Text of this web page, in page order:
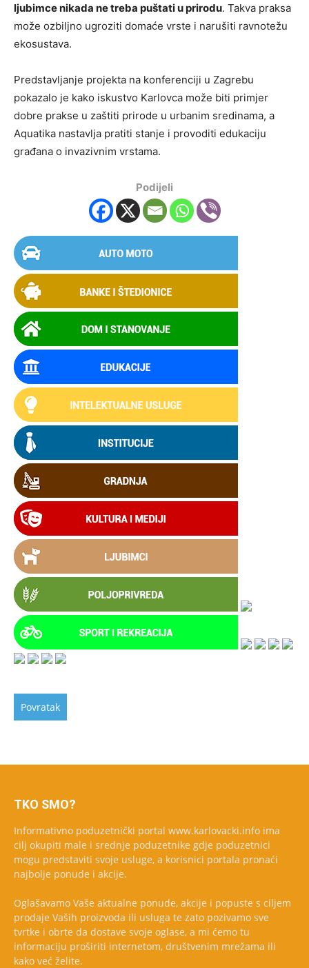
ljubimce nikada ne treba puštati u prirodu. Takva praksa
može ozbiljno ugroziti domaće vrste i narušiti ravnotežu
ekosustava.
Predstavljanje projekta na konferenciji u Zagrebu
pokazalo je kako iskustvo Karlovca može biti primjer
dobre prakse u zaštiti prirode u urbanim sredinama, a
Aquatika nastavlja pratiti stanje i provoditi edukaciju
građana o invazivnim vrstama.
Podijeli
TKO SMO?
Informativno poduzetnički portal www.karlovacki.info ima
cilj okupiti male i srednje poduzetnike gdje poduzetnici
mogu predstaviti svoje usluge, a korisnici portala pronaći
najbolje ponude i akcije.
Oglašavamo Vaše aktualne ponude, akcije i popuste s ciljem
prodaje Vaših proizvoda ili usluga te zato pozivamo sve
tvrtke i obrte da dostave svoje oglase, a mi ćemo tu
informaciju proširiti internetom, društvenim mrežama ili
kako već želite.